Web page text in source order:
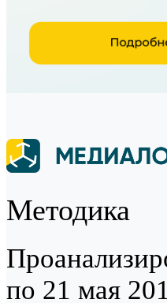
Методика
по 21 мая